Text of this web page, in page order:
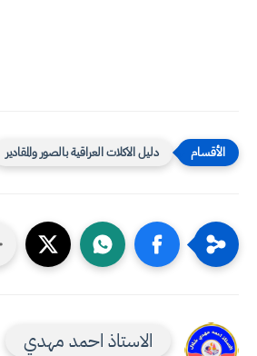
دليل الاكلات العراقية بالصور والمقادير
الاستاذ احمد مهدي